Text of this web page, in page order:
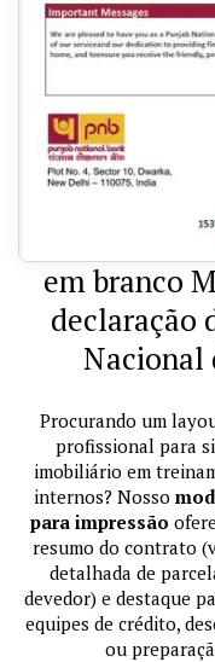
em branco
declaração
Nacional
Procurando um
profissional para
imobiliário em
internos? Nosso
para impressão
resumo do contrato
detalhada de
devedor) e destaque
equipes de crédito,
ou